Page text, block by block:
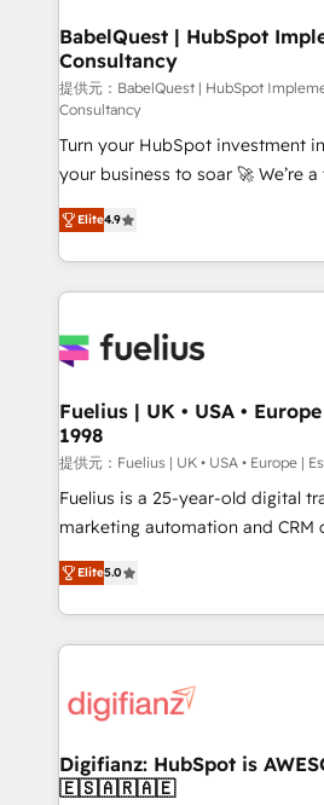
Boutique 'Elite' team of 12 • 150+
Hub, Marketing Hub, Service
CMS • ISO/IEC 27001:2022, ISO
42001:2023 certified - the AI
GuardHub: our AI governance
ISO 42001 Ready for the next step? Click the 👈
'𝗖𝗼𝗻𝘁𝗮𝗰𝘁 𝗯𝘂𝘀𝗶𝗻𝗲𝘀𝘀' button to
𝘴𝘶𝘱𝘦𝘳 𝘳𝘦𝘴𝘱𝘰𝘯𝘴𝘪𝘷𝘦)
BabelQuest | HubSpot
Consultancy
提供元：BabelQuest | HubSpot
Consultancy
Turn your HubSpot investment
your business to soar 🚀 We’re a team of accredited
HubSpot experts ready to help you. We
implement the platform into
environments, optimise what
sure you can actually use it,
for you and execute it on HubSpot. We are on
framework, meaning we've
HubSpot and vetted by the CCS,
can support public sector
other ones listed in our profile. Our services: -
HubSpot implementation - HubSpot CMS website
is there for you to: - Grow revenue, and run your
business more efficiently - Build stronger
more people - Get the most out of your HubSpot
investment
Elite4.9
Fuelius | UK • USA •
1998
提供元：Fuelius | UK • USA • Europe |
Fuelius is a 25-year-old digital
marketing automation and CRM
enable mid-market and
maximise their return from
growth. We modernise platforms, streamline
operations that are causing
supercharge revenue operations Key services: • CRM
Transformation / Web
Sales Consulting • Marketing
Elite5.0
Digifianz: HubSpot is
🇪🇸🇦🇷🇦🇪